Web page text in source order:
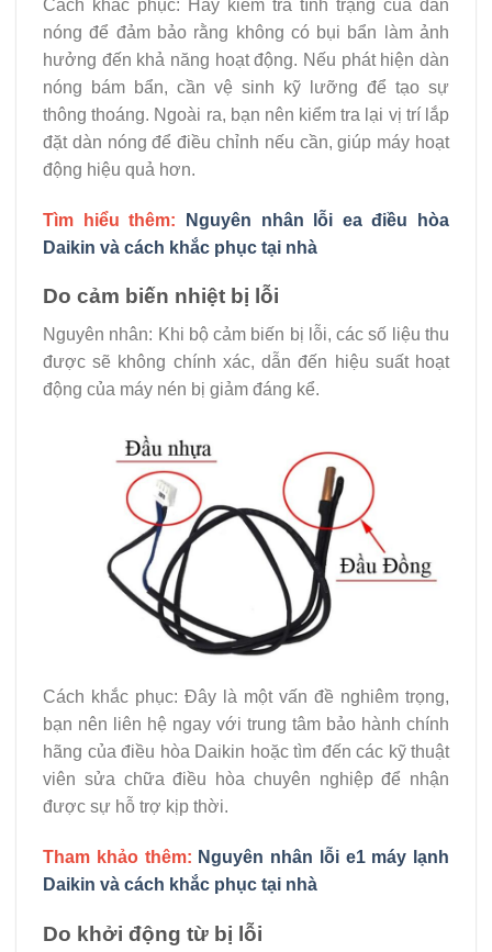
Cách khắc phục: Hãy kiểm tra tình trạng của dàn
nóng để đảm bảo rằng không có bụi bẩn làm ảnh
hưởng đến khả năng hoạt động. Nếu phát hiện dàn
nóng bám bẩn, cần vệ sinh kỹ lưỡng để tạo sự
thông thoáng. Ngoài ra, bạn nên kiểm tra lại vị trí lắp
đặt dàn nóng để điều chỉnh nếu cần, giúp máy hoạt
động hiệu quả hơn.
Tìm hiểu thêm:
Nguyên nhân lỗi ea điều hòa
Daikin và cách khắc phục tại nhà
Do cảm biến nhiệt bị lỗi
Nguyên nhân: Khi bộ cảm biến bị lỗi, các số liệu thu
được sẽ không chính xác, dẫn đến hiệu suất hoạt
động của máy nén bị giảm đáng kể.
Cách khắc phục: Đây là một vấn đề nghiêm trọng,
bạn nên liên hệ ngay với trung tâm bảo hành chính
hãng của điều hòa Daikin hoặc tìm đến các kỹ thuật
viên sửa chữa điều hòa chuyên nghiệp để nhận
được sự hỗ trợ kịp thời.
Tham khảo thêm: Nguyên nhân lỗi e1 máy lạnh
Daikin và cách khắc phục tại nhà
Do khởi động từ bị lỗi